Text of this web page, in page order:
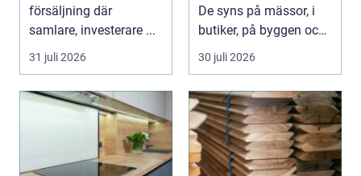
försäljning där
samlare, investerare ...
31 juli 2026
De syns på mässor, i
butiker, på byggen och
längs v...
30 juli 2026